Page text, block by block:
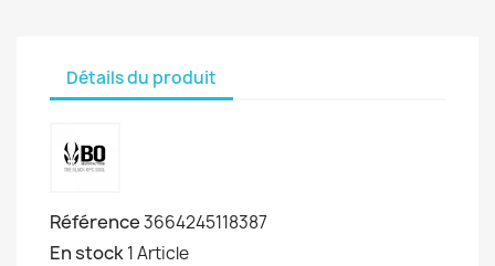
Détails du produit
Référence3664245118387
En stock1 Article